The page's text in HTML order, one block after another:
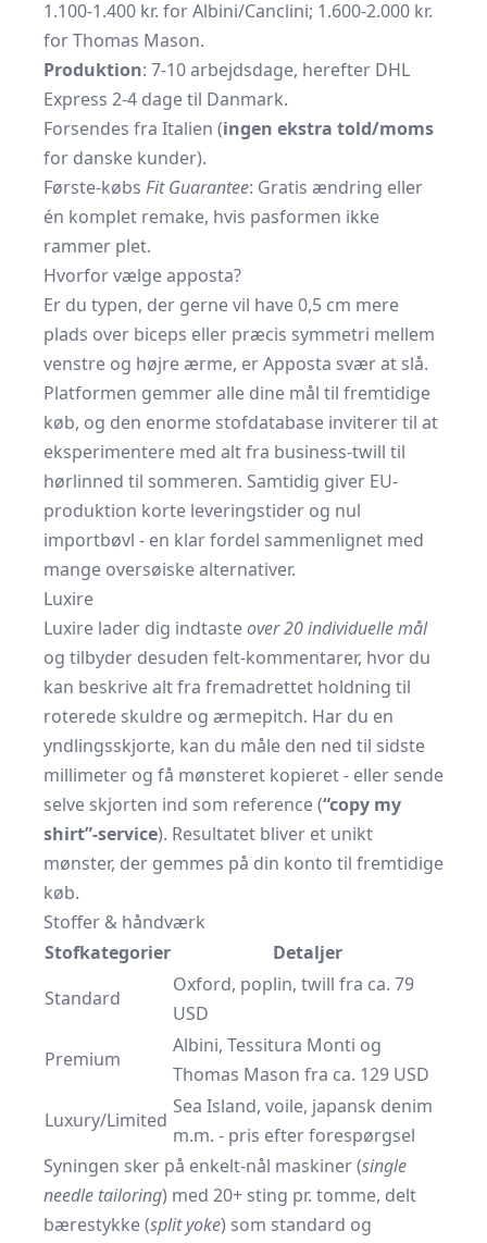
1.100-1.400 kr. for Albini/Canclini; 1.600-2.000 kr.
for Thomas Mason.
Produktion: 7-10 arbejdsdage, herefter DHL
Express 2-4 dage til Danmark.
Forsendes fra Italien (ingen ekstra told/moms
for danske kunder).
Første-købs Fit Guarantee: Gratis ændring eller
én komplet remake, hvis pasformen ikke
rammer plet.
Hvorfor vælge apposta?
Er du typen, der gerne vil have 0,5 cm mere
plads over biceps eller præcis symmetri mellem
venstre og højre ærme, er Apposta svær at slå.
Platformen gemmer alle dine mål til fremtidige
køb, og den enorme stofdatabase inviterer til at
eksperimentere med alt fra business-twill til
hørlinned til sommeren. Samtidig giver EU-
produktion korte leveringstider og nul
importbøvl - en klar fordel sammenlignet med
mange oversøiske alternativer.
Luxire
Luxire lader dig indtasteover 20 individuelle mål
og tilbyder desuden felt-kommentarer, hvor du
kan beskrive alt fra fremadrettet holdning til
roterede skuldre og ærmepitch. Har du en
yndlingsskjorte, kan du måle den ned til sidste
millimeter og få mønsteret kopieret - eller sende
selve skjorten ind som reference (“copy my
shirt”-service). Resultatet bliver et unikt
mønster, der gemmes på din konto til fremtidige
køb.
Stoffer & håndværk
Stofkategorier
Detaljer
Standard
Oxford, poplin, twill fra ca. 79
USD
Premium
Albini, Tessitura Monti og
Thomas Mason fra ca. 129 USD
Luxury/Limited
Sea Island, voile, japansk denim
m.m. - pris efter forespørgsel
Syningen sker på enkelt-nål maskiner (single
needle tailoring) med 20+ sting pr. tomme, delt
bærestykke (split yoke) som standard og